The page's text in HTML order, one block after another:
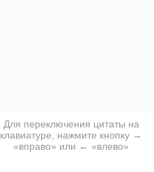
Для переключения цитаты на
клавиатуре, нажмите кнопку →
«вправо» или ← «влево»